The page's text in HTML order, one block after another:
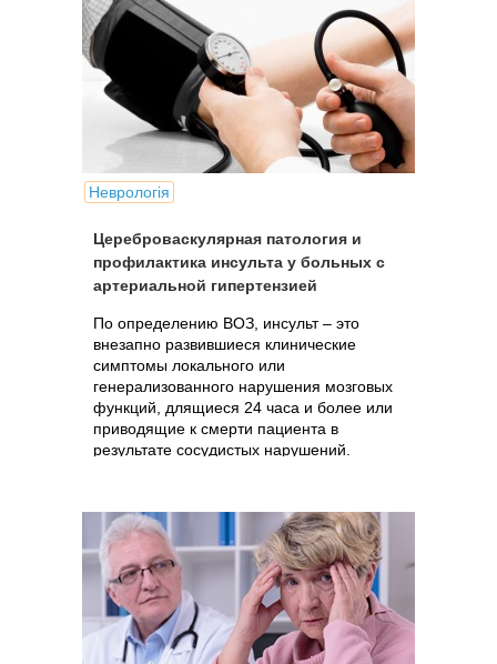
Неврологія
Цереброваскулярная патология и
профилактика инсульта у больных с
артериальной гипертензией
По определению ВОЗ, инсульт – это
внезапно развившиеся клинические
симптомы локального или
генерализованного нарушения мозговых
функций, длящиеся 24 часа и более или
приводящие к смерти пациента в
результате сосудистых нарушений.